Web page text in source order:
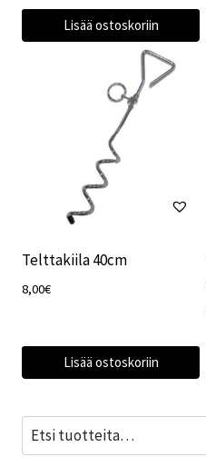
Lisää ostoskoriin
Telttakiila 40cm
8,00€
Lisää ostoskoriin
Etsi: